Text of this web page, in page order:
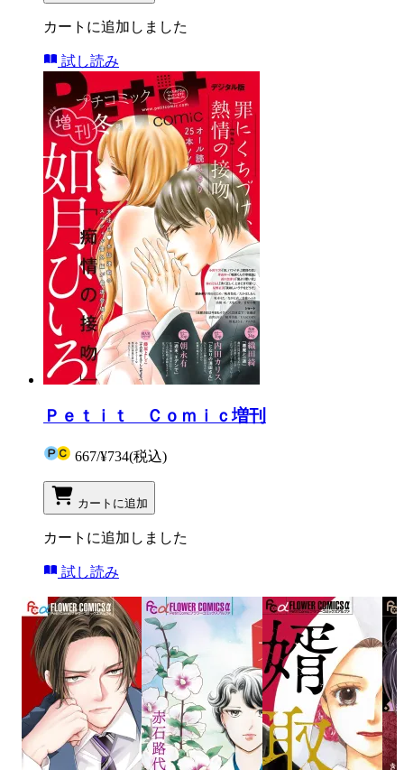
カートに追加しました
試し読み
Ｐｅｔｉｔ Ｃｏｍｉｃ増刊
667/¥734(税込)
カートに追加
カートに追加しました
試し読み